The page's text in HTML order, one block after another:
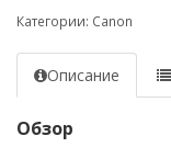
Категории: Canon
Описание
Обзор